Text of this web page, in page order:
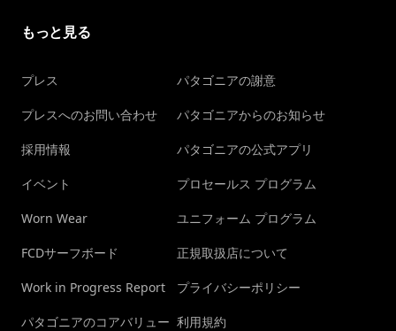
もっと見る
プレス
プレスへのお問い合わせ
採用情報
イベント
Worn Wear
FCDサーフボード
Work in Progress Report
パタゴニアのコアバリュー
パタゴニアの謝意
パタゴニアからのお知らせ
パタゴニアの公式アプリ
プロセールス プログラム
ユニフォーム プログラム
正規取扱店について
プライバシーポリシー
利用規約